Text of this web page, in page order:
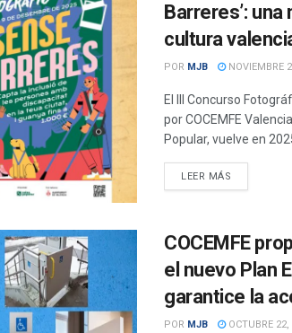
Barreres’:
cultura
POR MJB NOVIEMBRE
El III Concurso
por COCEMFE
Popular, vuelve en
LEER MÁS
COCEMFE
el nuevo Plan
garantice la
POR MJB OCTUBRE 22,